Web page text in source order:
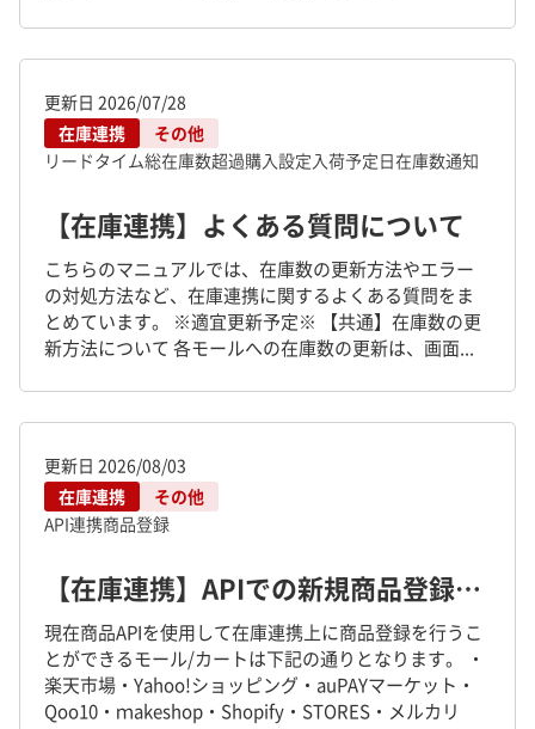
更新日 2026/07/28
在庫連携
その他
リードタイム総在庫数超過購入設定 入荷予定日在庫数通知
【在庫連携】よくある質問について
こちらのマニュアルでは、在庫数の更新方法やエラー
の対処方法など、在庫連携に関するよくある質問をま
とめています。 ※適宜更新予定※ 【共通】在庫数の更
新方法について 各モールへの在庫数の更新は、画面...
更新日 2026/08/03
在庫連携
その他
API連携商品登録
【在庫連携】APIでの新規商品登録方法
現在商品APIを使用して在庫連携上に商品登録を行うこ
とができるモール/カートは下記の通りとなります。 ・
楽天市場・Yahoo!ショッピング・auPAYマーケット・
Qoo10・ｍakeshop・Shopify・STORES・メルカリ